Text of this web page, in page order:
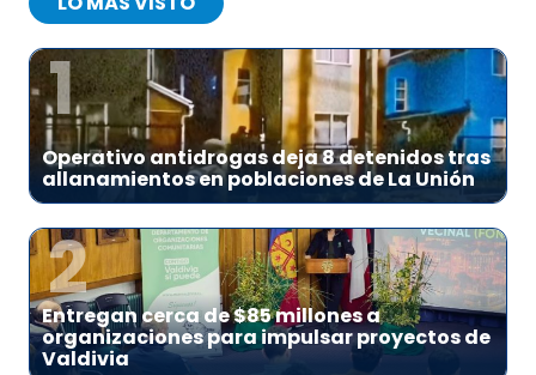
1
Operativo antidrogas deja 8 detenidos tras
allanamientos en poblaciones de La Unión
2
Entregan cerca de $85 millones a
organizaciones para impulsar proyectos de
Valdivia